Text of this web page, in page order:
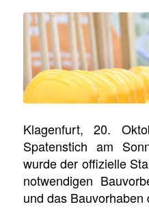
Klagenfurt, 20.
Spatenstich am
wurde der offizielle
notwendigen
und das